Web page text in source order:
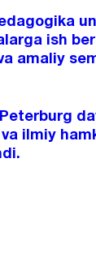
ish
amaliy
va ilmiy